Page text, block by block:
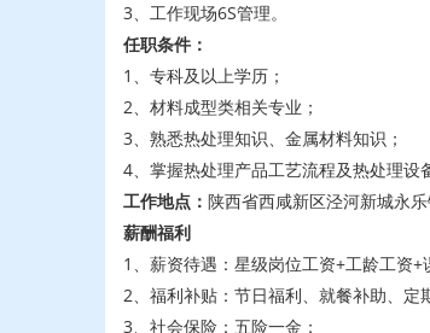
3、工作现场6S管理。
任职条件：
1、专科及以上学历；
2、材料成型类相关专业；
3、熟悉热处理知识、金属材料知识；
4、掌握热处理产品工艺流程及热处理设
工作地点： 陕西省西咸新区泾河新城永乐
薪酬福利
1、薪资待遇：星级岗位工资+工龄工资+
2、福利补贴：节日福利、就餐补助、定
3、社会保险：五险一金；